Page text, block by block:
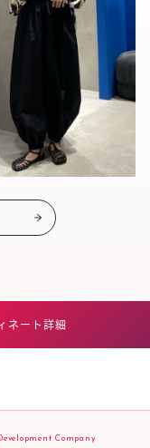
ネート詳細
Company